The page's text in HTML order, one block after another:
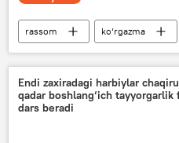
rassom ko‘rgazma
O‘zbekiston
Foto
Multimedia
Endi zaxiradagi harbiylar
qadar boshlang‘ich tayyorgarlik
dars beradi